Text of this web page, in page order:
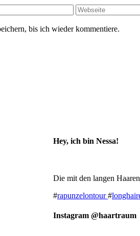
bis ich wieder kommentiere.
Hey, ich bin Nessa!
Die mit den langen
#rapunzelontour#
Instagram @haartraum